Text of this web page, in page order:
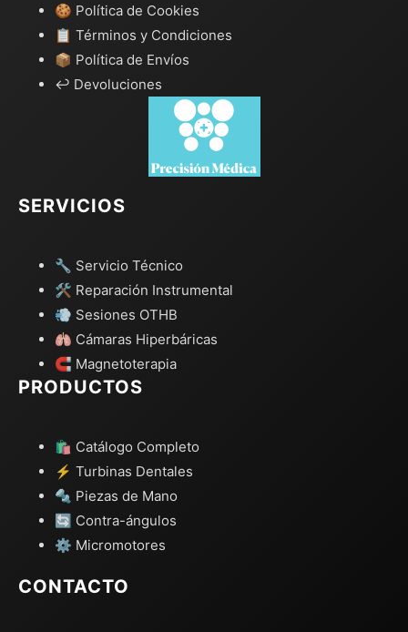
🍪 Política de Cookies
📋 Términos y Condiciones
📦 Política de Envíos
↩️ Devoluciones
SERVICIOS
🔧 Servicio Técnico
🛠️ Reparación Instrumental
💨 Sesiones OTHB
🫁 Cámaras Hiperbáricas
🧲 Magnetoterapia
PRODUCTOS
🛍️ Catálogo Completo
⚡ Turbinas Dentales
🔩 Piezas de Mano
🔄 Contra-ángulos
⚙️ Micromotores
CONTACTO